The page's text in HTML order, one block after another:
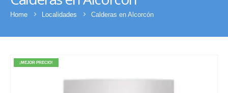
Home Localidades Calderas en Alcorcón
¡MEJOR PRECIO!